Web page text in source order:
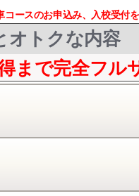
ースのお申込み、入校受付
オトクな内容
まで完全フル